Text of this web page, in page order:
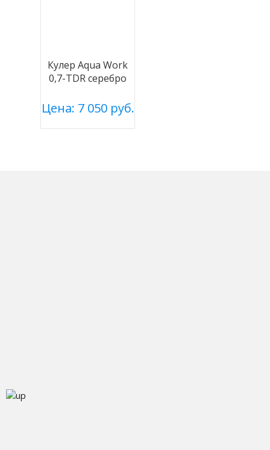
Кулер Aqua Work
0,7-TDR серебро
Цена: 7 050 руб.